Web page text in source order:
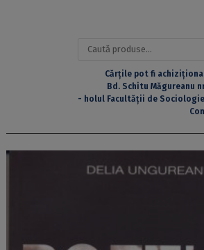
Caută
Cărțile pot fi
Bd. Schitu Măgureanu
- holul Facultății de